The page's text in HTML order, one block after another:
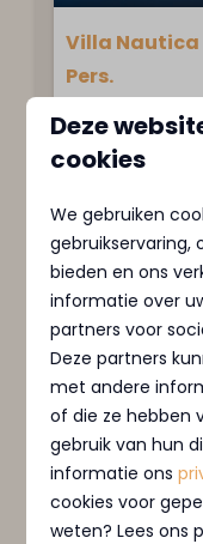
Villa Nautica
Pers.
MarinaPark
Nieuw
6
3
Sommige
kids
Groot
water
Hoge
licht
Deze
cookies
We gebruiken
gebruikservaring,
bieden en ons
informatie over
partners voor
Deze partners
met andere
of die ze hebben
gebruik van hun
informatie ons
cookies voor
weten? Lees ons